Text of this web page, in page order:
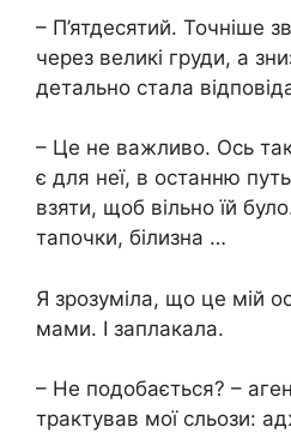
– П’ятдесятий. Точніше
через великі груди, а
детально стала
– Це не важливо. Ось
є для неї, в останню
взяти, щоб вільно їй
тапочки, білизна …
Я зрозуміла, що це мій
мами. І заплакала.
– Не подобається? –
трактував мої сльози: